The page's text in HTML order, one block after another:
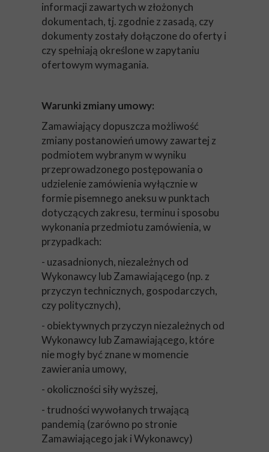
informacji zawartych w złożonych
dokumentach, tj. zgodnie z zasadą, czy
dokumenty zostały dołączone do oferty i
czy spełniają określone w zapytaniu
ofertowym wymagania.
Warunki zmiany umowy:
Zamawiający dopuszcza możliwość
zmiany postanowień umowy zawartej z
podmiotem wybranym w wyniku
przeprowadzonego postępowania o
udzielenie zamówienia wyłącznie w
formie pisemnego aneksu w punktach
dotyczących zakresu, terminu i sposobu
wykonania przedmiotu zamówienia, w
przypadkach:
- uzasadnionych, niezależnych od
Wykonawcy lub Zamawiającego (np. z
przyczyn technicznych, gospodarczych,
czy politycznych),
- obiektywnych przyczyn niezależnych od
Wykonawcy lub Zamawiającego, które
nie mogły być znane w momencie
zawierania umowy,
- okoliczności siły wyższej,
- trudności wywołanych trwającą
pandemią (zarówno po stronie
Zamawiającego jak i Wykonawcy)